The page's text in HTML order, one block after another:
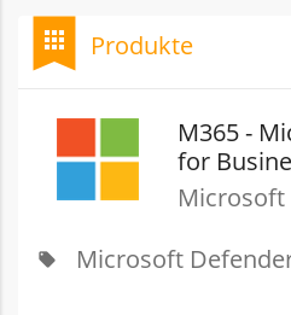
bookmark
apps Produkte
M365 -
for
Microsoft
local_offer Microsoft